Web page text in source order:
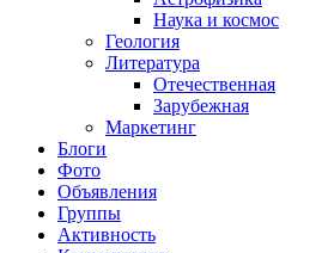
Наука и космос
Геология
Литература
Отечественная
Зарубежная
Маркетинг
Блоги
Фото
Объявления
Группы
Активность